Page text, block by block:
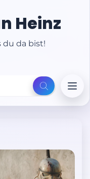
Heinz
du da bist!